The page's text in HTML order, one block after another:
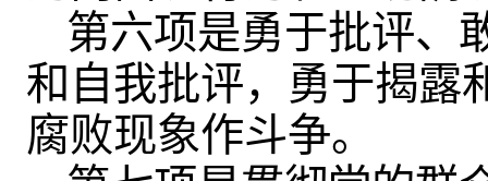
第六项是勇于批评、
和自我批评，勇于揭露
腐败现象作斗争。